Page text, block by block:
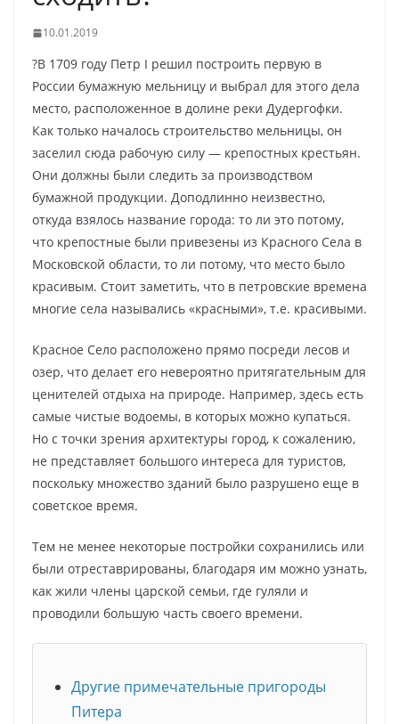
10.01.2019
?В 1709 году Петр I решил построить первую в
России бумажную мельницу и выбрал для этого дела
место, расположенное в долине реки Дудергофки.
Как только началось строительство мельницы, он
заселил сюда рабочую силу — крепостных крестьян.
Они должны были следить за производством
бумажной продукции. Доподлинно неизвестно,
откуда взялось название города: то ли это потому,
что крепостные были привезены из Красного Села в
Московской области, то ли потому, что место было
красивым. Стоит заметить, что в петровские времена
многие села назывались «красными», т.е. красивыми.
Красное Село расположено прямо посреди лесов и
озер, что делает его невероятно притягательным для
ценителей отдыха на природе. Например, здесь есть
самые чистые водоемы, в которых можно купаться.
Но с точки зрения архитектуры город, к сожалению,
не представляет большого интереса для туристов,
поскольку множество зданий было разрушено еще в
советское время.
Тем не менее некоторые постройки сохранились или
были отреставрированы, благодаря им можно узнать,
как жили члены царской семьи, где гуляли и
проводили большую часть своего времени.
Другие примечательные пригороды
Питера